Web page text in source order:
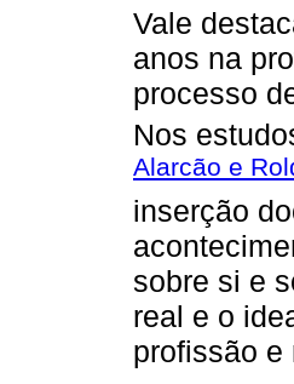
Vale
anos na
processo
Nos
Alarcão e
inserção
sobre si e
real e o
profissão e